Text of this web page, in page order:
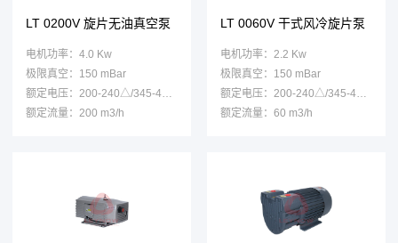
LT 0200V 旋片无油真空泵
电机功率：4.0 Kw
极限真空：150 mBar
额定电压：200-240△/345-415Y
额定流量：200 m3/h
LT 0060V 干式风冷旋片泵
电机功率：2.2 Kw
极限真空：150 mBar
额定电压：200-240△/345-415Y
额定流量：60 m3/h